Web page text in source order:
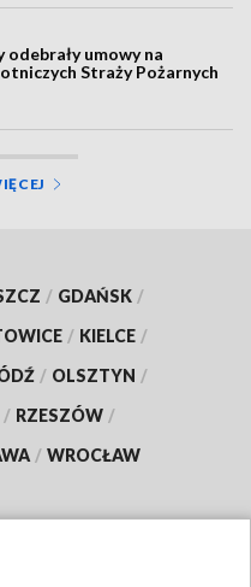
odebrały umowy na
Straży Pożarnych
/ GDAŃSK /
/ KIELCE /
/ OLSZTYN /
/ RZESZÓW /
/ WROCŁAW